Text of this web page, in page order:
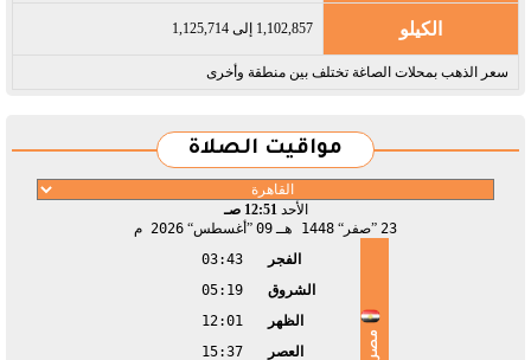
الكيلو 1,102,857 إلى 1,125,714
سعر الذهب بمحلات الصاغة تختلف بين منطقة وأخرى
مواقيت الصلاة
الأحد 12:51 صـ
23
صفر 1448 هـ 09 أغسطس 2026 م
مصر
الفجر
03:43
الشروق
05:19
الظهر
12:01
العصر
15:37